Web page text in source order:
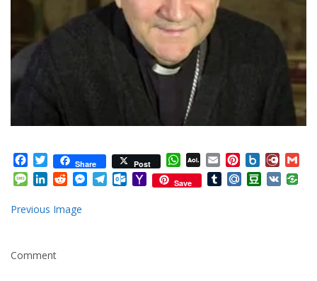
Facebook
TwitterShare Post WhatsApp
AOL
Mail
Email Pinterest
Box.net
Message
LinkedIn
RedditMessenger
Telegram
Outlook.com
Yahoo
Mail
Save TumblrMail.RuDouban
VK
Previous Image
Comment